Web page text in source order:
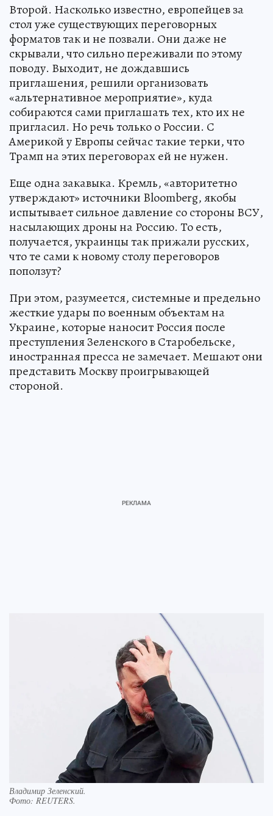
Второй. Насколько известно, европейцев за
стол уже существующих переговорных
форматов так и не позвали. Они даже не
скрывали, что сильно переживали по этому
поводу. Выходит, не дождавшись
приглашения, решили организовать
«альтернативное мероприятие», куда
собираются сами приглашать тех, кто их не
пригласил. Но речь только о России. С
Америкой у Европы сейчас такие терки, что
Трамп на этих переговорах ей не нужен.
Еще одна закавыка. Кремль, «авторитетно
утверждают» источники Bloomberg, якобы
испытывает сильное давление со стороны ВСУ,
насылающих дроны на Россию. То есть,
получается, украинцы так прижали русских,
что те сами к новому столу переговоров
поползут?
При этом, разумеется, системные и предельно
жесткие удары по военным объектам на
Украине, которые наносит Россия после
преступления Зеленского в Старобельске,
иностранная пресса не замечает. Мешают они
представить Москву проигрывающей
стороной.
Владимир Зеленский.
Фото: REUTERS.